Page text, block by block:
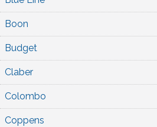
Boon
Budget
Claber
Colombo
Coppens